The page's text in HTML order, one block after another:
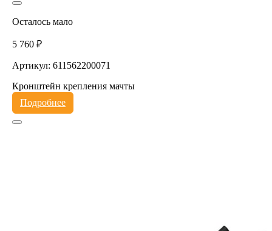
Осталось мало
5 760 ₽
Артикул: 611562200071
Кронштейн крепления мачты
Подробнее